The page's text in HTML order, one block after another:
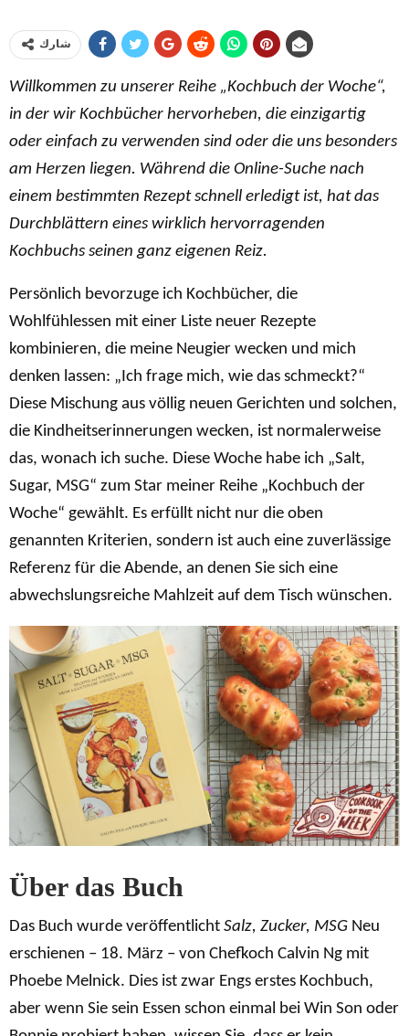
شارك
Willkommen zu unserer Reihe „Kochbuch der Woche“,
in der wir Kochbücher hervorheben, die einzigartig
oder einfach zu verwenden sind oder die uns besonders
am Herzen liegen. Während die Online-Suche nach
einem bestimmten Rezept schnell erledigt ist, hat das
Durchblättern eines wirklich hervorragenden
Kochbuchs seinen ganz eigenen Reiz.
Persönlich bevorzuge ich Kochbücher, die
Wohlfühlessen mit einer Liste neuer Rezepte
kombinieren, die meine Neugier wecken und mich
denken lassen: „Ich frage mich, wie das schmeckt?“
Diese Mischung aus völlig neuen Gerichten und solchen,
die Kindheitserinnerungen wecken, ist normalerweise
das, wonach ich suche. Diese Woche habe ich „Salt,
Sugar, MSG“ zum Star meiner Reihe „Kochbuch der
Woche“ gewählt. Es erfüllt nicht nur die oben
genannten Kriterien, sondern ist auch eine zuverlässige
Referenz für die Abende, an denen Sie sich eine
abwechslungsreiche Mahlzeit auf dem Tisch wünschen.
Über das Buch
Das Buch wurde veröffentlicht Salz, Zucker, MSG Neu
erschienen – 18. März – von Chefkoch Calvin Ng mit
Phoebe Melnick. Dies ist zwar Engs erstes Kochbuch,
aber wenn Sie sein Essen schon einmal bei Win Son oder